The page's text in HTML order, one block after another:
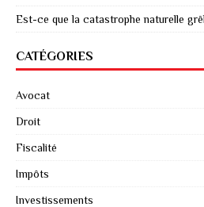
Est-ce que la catastrophe naturelle
CATÉGORIES
Avocat
Droit
Fiscalité
Impôts
Investissements